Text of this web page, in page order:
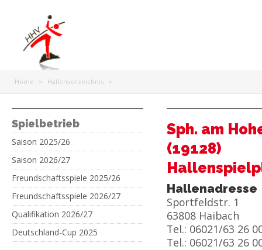
Home > Hallenverzeichnis >
Spielbetrieb
Saison 2025/26
Saison 2026/27
Freundschaftsspiele 2025/26
Freundschaftsspiele 2026/27
Qualifikation 2026/27
Deutschland-Cup 2025
Sph. am
(19128)
Hallenadresse
Sportfeldstr. 1
63808 Haibach
Tel.: 06021/63 26
Tel.: 06021/63 26